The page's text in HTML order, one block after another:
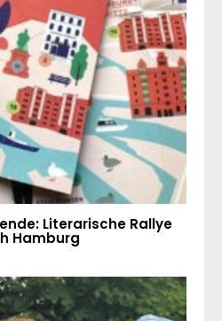
Literarische Rallye
Hamburg